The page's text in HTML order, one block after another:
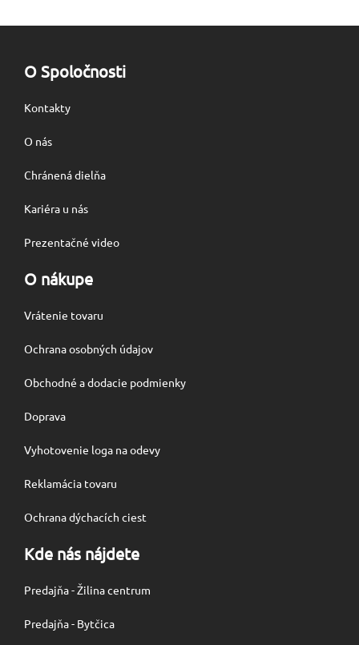
O Spoločnosti
Kontakty
O nás
Chránená dielňa
Kariéra u nás
Prezentačné video
O nákupe
Vrátenie tovaru
Ochrana osobných údajov
Obchodné a dodacie podmienky
Doprava
Vyhotovenie loga na odevy
Reklamácia tovaru
Ochrana dýchacích ciest
Kde nás nájdete
Predajňa - Žilina centrum
Predajňa - Bytčica